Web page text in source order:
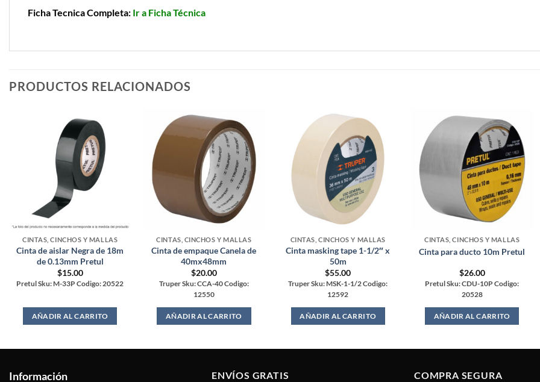
Ficha Tecnica Completa: Ir a Ficha Técnica
PRODUCTOS RELACIONADOS
CINTAS, CINCHOS Y MALLAS
Cinta de aislar Negra de 18m
de 0.13mm Pretul
$15.00
Pretul Sku: M-33P Codigo: 20522
AÑADIR AL CARRITO
CINTAS, CINCHOS Y MALLAS
Cinta de empaque Canela de
40mx48mm
$20.00
Truper Sku: CCA-40 Codigo:
12550
AÑADIR AL CARRITO
CINTAS, CINCHOS Y MALLAS
Cinta masking tape 1-1/2″ x
50m
$55.00
Truper Sku: MSK-1-1/2 Codigo:
12592
AÑADIR AL CARRITO
CINTAS, CINCHOS Y MALLAS
Cinta para ducto 10m Pretul
$26.00
Pretul Sku: CDU-10P Codigo:
20528
AÑADIR AL CARRITO
Información ENVÍOS GRATIS COMPRA SEGURA